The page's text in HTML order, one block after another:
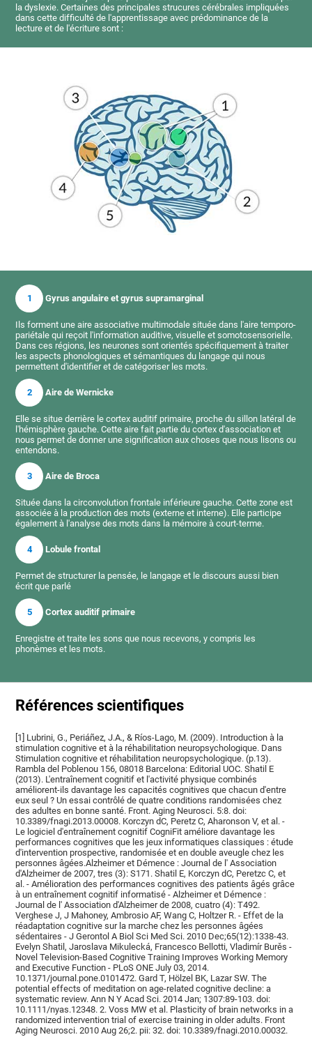
la dyslexie. Certaines des principales strucures cérébrales impliquées
dans cette difficulté de l'apprentissage avec prédominance de la
lecture et de l'écriture sont :
1 Gyrus angulaire et gyrus supramarginal
Ils forment une aire associative multimodale située dans l'aire temporo-
pariétale qui reçoit l'information auditive, visuelle et somotosensorielle.
Dans ces régions, les neurones sont orientés spécifiquement à traiter
les aspects phonologiques et sémantiques du langage qui nous
permettent d'identifier et de catégoriser les mots.
2 Aire de Wernicke
Elle se situe derrière le cortex auditif primaire, proche du sillon latéral de
l'hémisphère gauche. Cette aire fait partie du cortex d'association et
nous permet de donner une signification aux choses que nous lisons ou
entendons.
3 Aire de Broca
Située dans la circonvolution frontale inférieure gauche. Cette zone est
associée à la production des mots (externe et interne). Elle participe
également à l'analyse des mots dans la mémoire à court-terme.
4 Lobule frontal
Permet de structurer la pensée, le langage et le discours aussi bien
écrit que parlé
5 Cortex auditif primaire
Enregistre et traite les sons que nous recevons, y compris les
phonèmes et les mots.
Références scientifiques
[1] Lubrini, G., Periáñez, J.A., & Ríos-Lago, M. (2009). Introduction à la
stimulation cognitive et à la réhabilitation neuropsychologique. Dans
Stimulation cognitive et réhabilitation neuropsychologique. (p.13).
Rambla del Poblenou 156, 08018 Barcelona: Editorial UOC. Shatil E
(2013). L'entraînement cognitif et l'activité physique combinés
améliorent-ils davantage les capacités cognitives que chacun d'entre
eux seul ? Un essai contrôlé de quatre conditions randomisées chez
des adultes en bonne santé. Front. Aging Neurosci. 5:8. doi:
10.3389/fnagi.2013.00008. Korczyn dC, Peretz C, Aharonson V, et al. -
Le logiciel d'entraînement cognitif CogniFit améliore davantage les
performances cognitives que les jeux informatiques classiques : étude
d'intervention prospective, randomisée et en double aveugle chez les
personnes âgées.Alzheimer et Démence : Journal de l' Association
d'Alzheimer de 2007, tres (3): S171. Shatil E, Korczyn dC, Peretzc C, et
al. - Amélioration des performances cognitives des patients âgés grâce
à un entraînement cognitif informatisé - Alzheimer et Démence :
Journal de l' Association d'Alzheimer de 2008, cuatro (4): T492.
Verghese J, J Mahoney, Ambrosio AF, Wang C, Holtzer R. - Effet de la
réadaptation cognitive sur la marche chez les personnes âgées
sédentaires - J Gerontol A Biol Sci Med Sci. 2010 Dec;65(12):1338-43.
Evelyn Shatil, Jaroslava Mikulecká, Francesco Bellotti, Vladimír Burěs -
Novel Television-Based Cognitive Training Improves Working Memory
and Executive Function - PLoS ONE July 03, 2014.
10.1371/journal.pone.0101472. Gard T, Hölzel BK, Lazar SW. The
potential effects of meditation on age-related cognitive decline: a
systematic review. Ann N Y Acad Sci. 2014 Jan; 1307:89-103. doi:
10.1111/nyas.12348. 2. Voss MW et al. Plasticity of brain networks in a
randomized intervention trial of exercise training in older adults. Front
Aging Neurosci. 2010 Aug 26;2. pii: 32. doi: 10.3389/fnagi.2010.00032.